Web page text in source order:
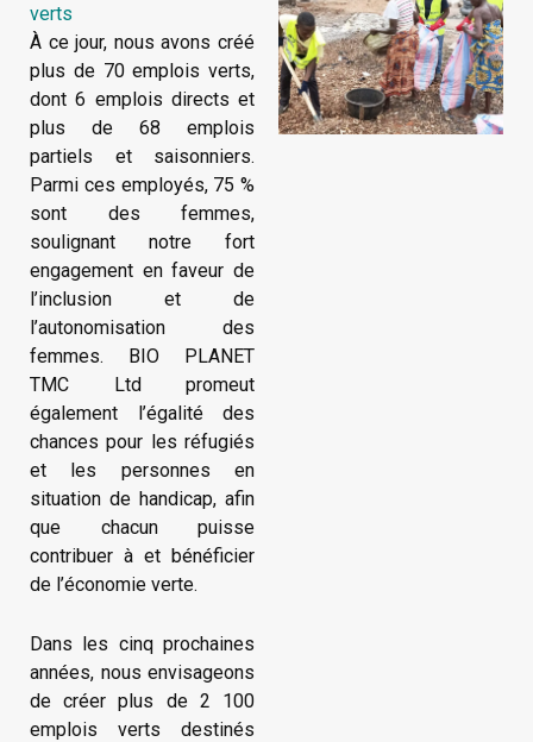
verts
À ce jour, nous avons créé
plus de 70 emplois verts,
dont 6 emplois directs et
plus de 68 emplois
partiels et saisonniers.
Parmi ces employés, 75 %
sont des femmes,
soulignant notre fort
engagement en faveur de
l’inclusion et de
l’autonomisation des
femmes. BIO PLANET
TMC Ltd promeut
également l’égalité des
chances pour les réfugiés
et les personnes en
situation de handicap, afin
que chacun puisse
contribuer à et bénéficier
de l’économie verte.
Dans les cinq prochaines
années, nous envisageons
de créer plus de 2 100
emplois verts destinés